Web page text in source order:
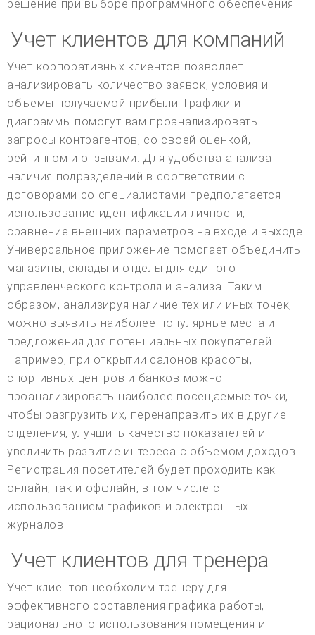
решение при выборе программного обеспечения.
Учет клиентов для компаний
Учет корпоративных клиентов позволяет
анализировать количество заявок, условия и
объемы получаемой прибыли. Графики и
диаграммы помогут вам проанализировать
запросы контрагентов, со своей оценкой,
рейтингом и отзывами. Для удобства анализа
наличия подразделений в соответствии с
договорами со специалистами предполагается
использование идентификации личности,
сравнение внешних параметров на входе и выходе.
Универсальное приложение помогает объединить
магазины, склады и отделы для единого
управленческого контроля и анализа. Таким
образом, анализируя наличие тех или иных точек,
можно выявить наиболее популярные места и
предложения для потенциальных покупателей.
Например, при открытии салонов красоты,
спортивных центров и банков можно
проанализировать наиболее посещаемые точки,
чтобы разгрузить их, перенаправить их в другие
отделения, улучшить качество показателей и
увеличить развитие интереса с объемом доходов.
Регистрация посетителей будет проходить как
онлайн, так и оффлайн, в том числе с
использованием графиков и электронных
журналов.
Учет клиентов для тренера
Учет клиентов необходим тренеру для
эффективного составления графика работы,
рационального использования помещения и